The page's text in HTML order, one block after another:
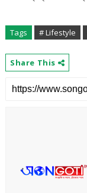
Tags # Lifestyle
Share This